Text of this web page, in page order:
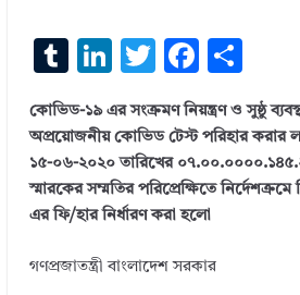
T
m
bl
r
Li
k
e
dI
n
T
it
te
r
F
e
b
o
o
k
ar
e
কোভিড-১৯ এর সংক্রমণ নিয়ন্ত্রণ ও সুষ্ঠু
অপ্রয়োজনীয় কোভিড টেস্ট পরিহার করার
১৫-০৬-২০২০ তারিখের
স্মারকের সম্মতির পরিপ্রেক্ষিতে
এর ফি/হার নির্ধারণ করা হলো
গণপ্রজাতন্ত্রী বাংলাদেশ সরকার